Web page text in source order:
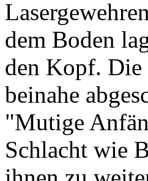
dem Boden
den Kopf. Die
beinahe
"Mutige
Schlacht wie